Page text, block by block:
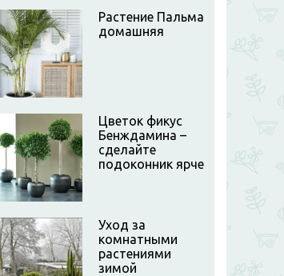
Растение Пальма
домашняя
Цветок фикус
Бенждамина –
сделайте
подоконник ярче
Уход за
комнатными
растениями
зимой